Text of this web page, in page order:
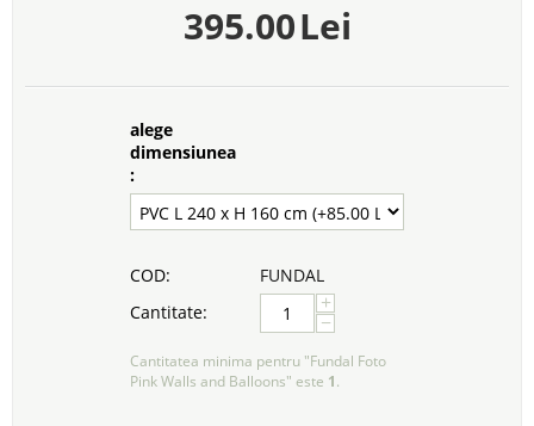
395.00Lei
alege
dimensiunea
:
COD:
FUNDAL
Cantitate:
+
−
Cantitatea minima pentru "Fundal Foto
Pink Walls and Balloons" este 1.